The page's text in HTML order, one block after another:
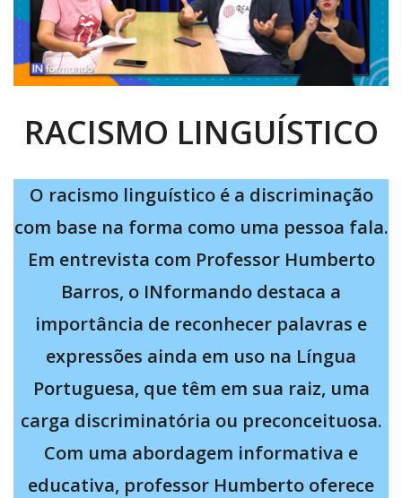
RACISMO LINGUÍSTICO
O racismo linguístico é a discriminação
com base na forma como uma pessoa fala.
Em entrevista com Professor Humberto
Barros, o INformando destaca a
importância de reconhecer palavras e
expressões ainda em uso na Língua
Portuguesa, que têm em sua raiz, uma
carga discriminatória ou preconceituosa.
Com uma abordagem informativa e
educativa, professor Humberto oferece